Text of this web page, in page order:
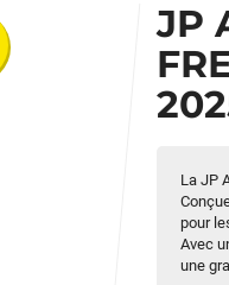
JP
La JP
pour
Avec
une